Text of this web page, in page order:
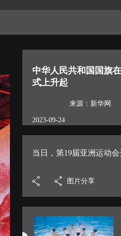
中华人民共和国国旗
式上升起
来源：新华网
2023-09-24
当日，第19届亚洲运动会
图片分享